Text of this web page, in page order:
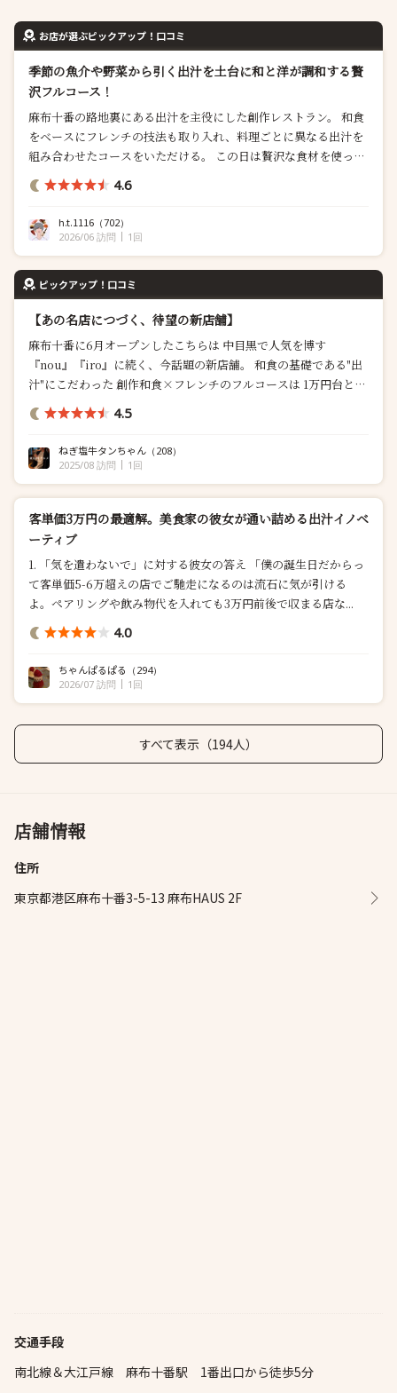
お店が選ぶピックアップ！口コミ
季節の魚介や野菜から引く出汁を土台に和と洋が調和する贅
沢フルコース！
麻布十番の路地裏にある出汁を主役にした創作レストラン。 和食
をベースにフレンチの技法も取り入れ、料理ごとに異なる出汁を
組み合わせたコースをいただける。 この日は贅沢な食材を使った
6月のフルコースをいただきました。コースの最初には、その日
使う出汁や野菜などの食材を紹介してくださり、始まる料理への
チのように華やかで、和食のように...
4.6
h.t.1116 （702）
2026/06 訪問
1回
ピックアップ！口コミ
【あの名店につづく、待望の新店舗】
麻布十番に6月オープンしたこちらは 中目黒で人気を博す
『nou』『iro』に続く、今話題の新店舗。 和食の基礎である"出
汁"にこだわった 創作和食×フレンチのフルコースは 1万円台と思
えない満足度で終始圧巻でした。 今回はノンアルコールペアリン
4.5
ねぎ塩牛タンちゃん （208）
2025/08 訪問
1回
客単価3万円の最適解。美食家の彼女が通い詰める出汁イノベ
ーティブ
1. 「気を遣わないで」に対する彼女の答え 「僕の誕生日だからっ
て客単価5-6万超えの店でご馳走になるのは流石に気が引ける
よ。ペアリングや飲み物代を入れても3万円前後で収まる店な...
4.0
ちゃんぱるぱる （294）
2026/07 訪問
1回
すべて表示（194人）
店舗情報
住所
東京都港区麻布十番3-5-13 麻布HAUS 2F
交通手段
南北線＆大江戸線 麻布十番駅 1番出口から徒歩5分